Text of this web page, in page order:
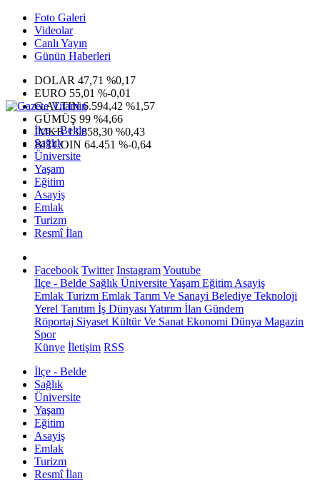
Foto Galeri
Videolar
Canlı Yayın
Günün Haberleri
DOLAR 47,71 %0,17
EURO 55,01 %-0,01
G.ALTIN6.594,42 %1,57
GÜMÜŞ 99 %4,66
IMKB13.858,30 %0,43
BITCOIN 64.451 %-0,64
İlçe - Belde
Sağlık
Üniversite
Yaşam
Eğitim
Asayiş
Emlak
Turizm
Resmî İlan
Facebook Twitter InstagramYoutube
İlçe - Belde Sağlık ÜniversiteYaşam Eğitim Asayiş
Emlak Turizm Emlak Tarım Ve Sanayi Belediye Teknoloji
Yerel Tanıtım İş Dünyası Yatırım İlan Gündem
Röportaj Siyaset Kültür Ve Sanat Ekonomi Dünya Magazin
Spor
Künye İletişim RSS
İlçe - Belde
Sağlık
Üniversite
Yaşam
Eğitim
Asayiş
Emlak
Turizm
Resmî İlan